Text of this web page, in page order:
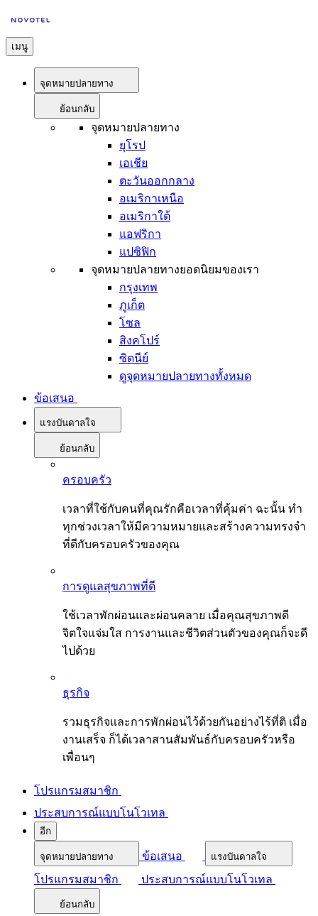
เมนู
จุดหมายปลายทาง
ย้อนกลับ
จุดหมายปลายทาง
ยุโรป
เอเชีย
ตะวันออกกลาง
อเมริกาเหนือ
อเมริกาใต้
แอฟริกา
แปซิฟิก
จุดหมายปลายทางยอดนิยมของเรา
กรุงเทพ
ภูเก็ต
โซล
สิงคโปร์
ซิดนีย์
ดูจุดหมายปลายทางทั้งหมด
ข้อเสนอ
แรงบันดาลใจ
ย้อนกลับ
ครอบครัว
เวลาที่ใช้กับคนที่คุณรักคือเวลาที่คุ้มค่า ฉะนั้น ทำ
ทุกช่วงเวลาให้มีความหมายและสร้างความทรงจำ
ที่ดีกับครอบครัวของคุณ
การดูแลสุขภาพที่ดี
ใช้เวลาพักผ่อนและผ่อนคลาย เมื่อคุณสุขภาพดี
จิตใจแจ่มใส การงานและชีวิตส่วนตัวของคุณก็จะดี
ไปด้วย
ธุรกิจ
รวมธุรกิจและการพักผ่อนไว้ด้วยกันอย่างไร้ที่ติ เมื่อ
งานเสร็จ ก็ได้เวลาสานสัมพันธ์กับครอบครัวหรือ
เพื่อนๆ
โปรแกรมสมาชิก
ประสบการณ์แบบโนโวเทล
อีก
จุดหมายปลายทาง ข้อเสนอ แรงบันดาลใจ
โปรแกรมสมาชิก ประสบการณ์แบบโนโวเทล
ย้อนกลับ